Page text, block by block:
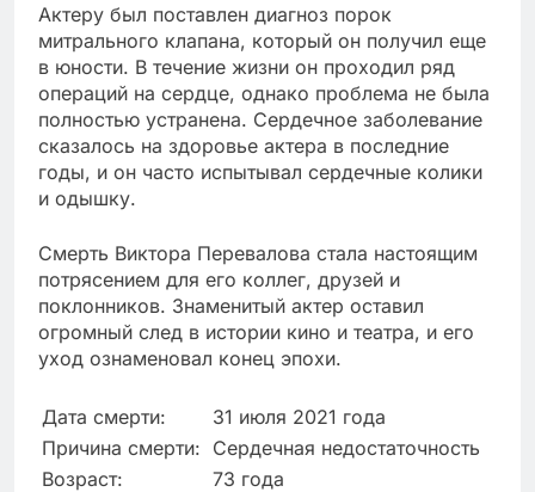
Актеру был поставлен диагноз порок
митрального клапана, который он получил еще
в юности. В течение жизни он проходил ряд
операций на сердце, однако проблема не была
полностью устранена. Сердечное заболевание
сказалось на здоровье актера в последние
годы, и он часто испытывал сердечные колики
и одышку.
Смерть Виктора Перевалова стала настоящим
потрясением для его коллег, друзей и
поклонников. Знаменитый актер оставил
огромный след в истории кино и театра, и его
уход ознаменовал конец эпохи.
Дата смерти:
31 июля 2021 года
Причина смерти: Сердечная недостаточность
Возраст:
73 года